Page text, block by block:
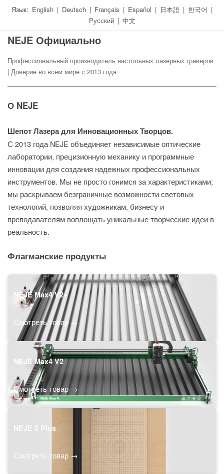
Язык: English | Deutsch | Français | Español | 日本語 | 한국어 |
Русский | 中文
NEJE Официально
Профессиональный производитель настольных лазерных граверов
| Доверие во всем мире с 2013 года
О NEJE
Шепот Лазера для Инновационных Творцов.
С 2013 года NEJE объединяет независимые оптические
лаборатории, прецизионную механику и программные
инновации для создания надежных профессиональных
инструментов. Мы не просто гонимся за характеристиками;
мы раскрываем безграничные возможности световых
технологий, позволяя художникам, бизнесу и
преподавателям воплощать уникальные творческие идеи в
реальность.
Флагманские продукты
NEJE Max4 V2+
Смотреть товар →
NEJE Max4 V2
Смотреть товар →
NEJE 5 Plus
Смотреть товар →